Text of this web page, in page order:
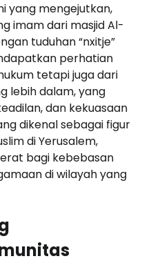
yang mengejutkan,
imam dari masjid Al-
tuduhan “nxitje”
perhatian
tetapi juga dari
lebih dalam, yang
dan kekuasaan
dikenal sebagai figur
di Yerusalem,
bagi kebebasan
di wilayah yang